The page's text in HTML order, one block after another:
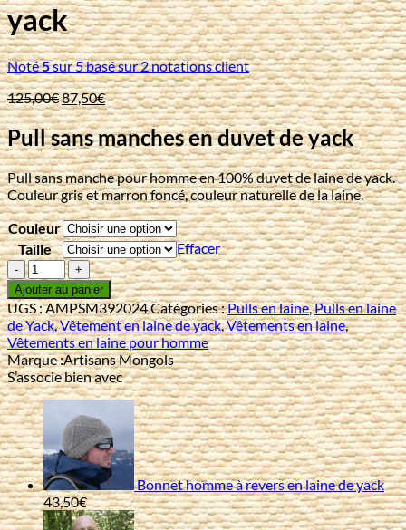
yack
Noté5sur 5 basé sur2notations client
125,00€Le
prix
initial
était :
125,00€.
87,50€Le
prix
actuel
est :
87,50€.
Pull sans manches en duvet de yack
Pull sans manche pour homme en 100% duvet de laine de yack.
Couleur gris et marron foncé, couleur naturelle de la laine.
Couleur
Taille
Effacer
quantité
de
Pull
sans
manches
en
duvet
de
yack
Ajouter au panier
UGS :AMPSM392024Catégories :Pulls en laine,Pulls en laine
de Yack,Vêtement en laine de yack,Vêtements en laine,
Vêtements en laine pour homme
Marque :Artisans Mongols
S’associe bien avec
Bonnet homme à revers en laine de yack
43,50€